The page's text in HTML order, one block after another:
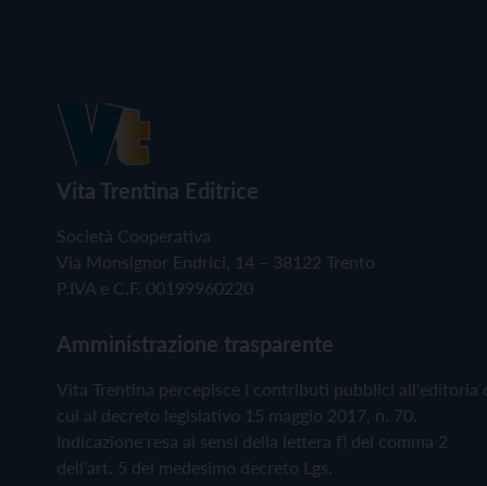
Vita Trentina Editrice
Società Cooperativa
Via Monsignor Endrici, 14 – 38122 Trento
P.IVA e C.F. 00199960220
Amministrazione trasparente
Vita Trentina percepisce i contributi pubblici all'editoria
cui al decreto legislativo 15 maggio 2017, n. 70.
Indicazione resa ai sensi della lettera f) del comma 2
dell'art. 5 del medesimo decreto Lgs.